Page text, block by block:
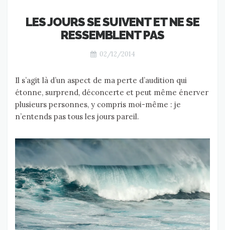
LES JOURS SE SUIVENT ET NE SE
RESSEMBLENT PAS
02/12/2014
Il s’agit là d’un aspect de ma perte d’audition qui
étonne, surprend, déconcerte et peut même énerver
plusieurs personnes, y compris moi-même : je
n’entends pas tous les jours pareil.